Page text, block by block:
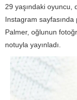
29 yaşındaki oyuncu,
Instagram sayfasında
Palmer, oğlunun
notuyla yayınladı.